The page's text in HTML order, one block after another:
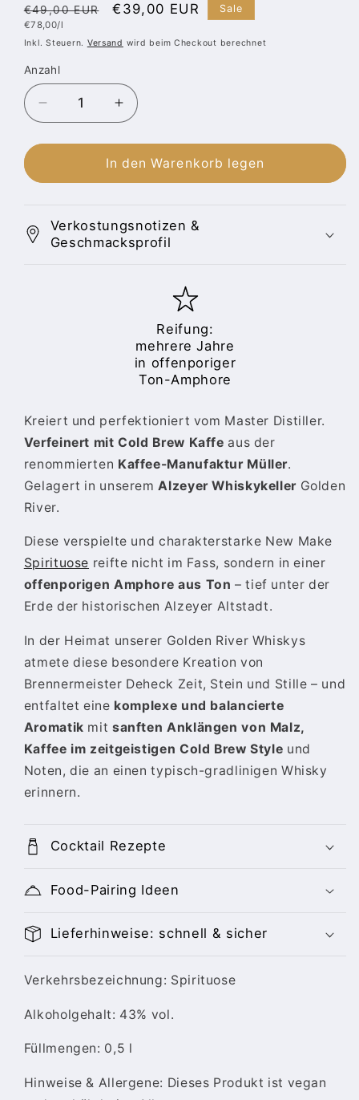
Normaler
Preis
€49,00 EUR Verkaufspreis
€39,00 EUR
Grundpreis
€78,00/l
Sale
Inkl. Steuern. Versand wird beim Checkout berechnet
Anzahl
Anzahl
Verringere
die
Menge
New
Cold
Brew
Alzey
|
43%
Erhöhe
die
Menge
für
New
Cold
Brew
Ton-
Amphore
Alzey
|
43%
In den Warenkorb legen
Verkostungsnotizen &
Geschmacksprofil
Reifung:
mehrere Jahre
in offenporiger
Ton-Amphore
Kreiert und perfektioniert vom Master Distiller.
Verfeinert mit Cold Brew Kaffe aus der
renommierten Kaffee-Manufaktur Müller.
Gelagert in unserem Alzeyer WhiskykellerGolden
River.
Diese verspielte und charakterstarke New Make
Spirituose reifte nicht im Fass, sondern in einer
offenporigen Amphore aus Ton – tief unter der
Erde der historischen Alzeyer Altstadt.
In der Heimat unserer Golden River Whiskys
atmete diese besondere Kreation von
Brennermeister Deheck Zeit, Stein und Stille – und
entfaltet eine komplexe und balancierte
Aromatik mit sanften Anklängen von Malz,
Kaffee im zeitgeistigen Cold Brew Style und
Noten, die an einen typisch-gradlinigen Whisky
erinnern.
Cocktail Rezepte
Food-Pairing Ideen
Lieferhinweise: schnell & sicher
Verkehrsbezeichnung: Spirituose
Alkoholgehalt: 43% vol.
Füllmengen: 0,5 l
Hinweise & Allergene: Dieses Produkt ist vegan